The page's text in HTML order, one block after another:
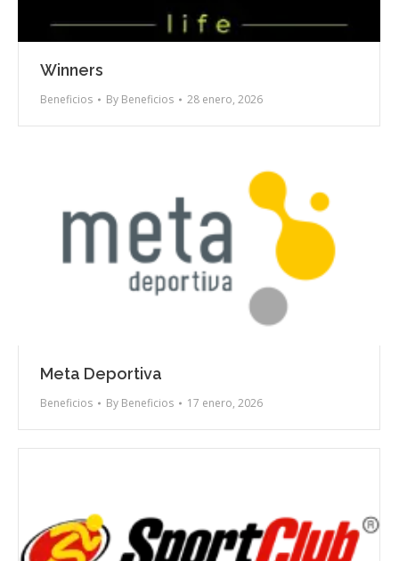
Winners
Beneficios By Beneficios 28 enero, 2026
Meta Deportiva
Beneficios By Beneficios 17 enero, 2026